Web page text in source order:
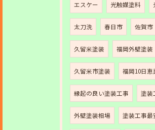
エスケー 光触媒塗料
太刀洗 春日市 佐賀市
久留米塗装 福岡外壁塗装
久留米市塗装 福岡10日恵
縁起の良い塗装工事 塗装
外壁塗装相場 塗装工事最